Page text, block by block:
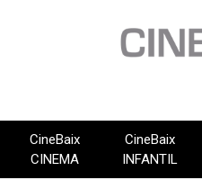
CineBaix
CINEMA
CineBaix
INFANTIL